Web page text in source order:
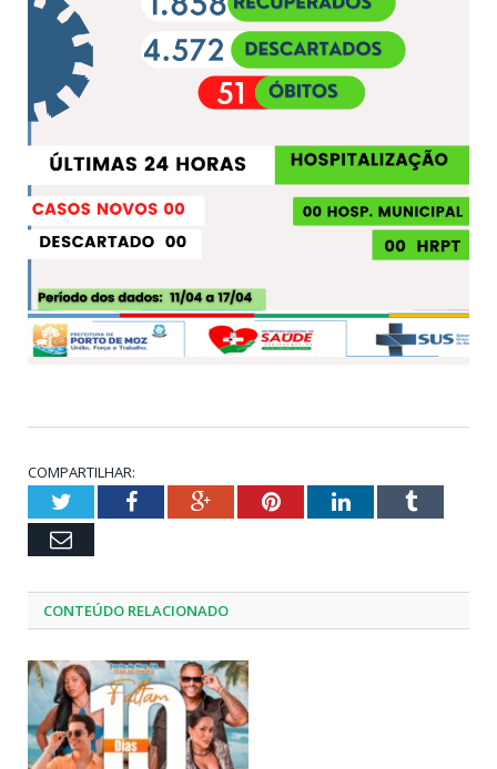
COMPARTILHAR:
TwitterFacebookGoogle+PinterestLinkedInTumblr
Email
CONTEÚDO RELACIONADO